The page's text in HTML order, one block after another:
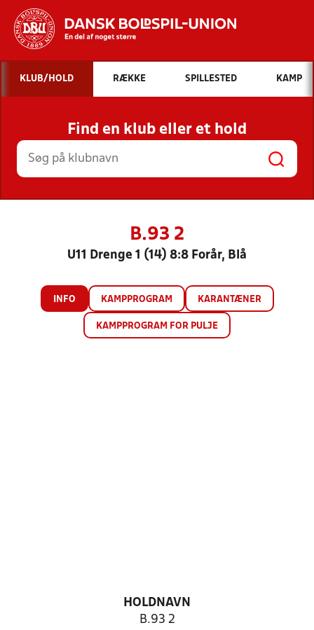
Hvad vil du søge efter?
INDHOLD OG NYHEDER
STILLINGER, RESULTATER, KLUBBER OG
HOLD
KLUB/HOLD RÆKKE SPILLESTED KAMP
Find en klub eller et hold
B.93 2
U11 Drenge 1 (14) 8:8 Forår, Blå
INFO KAMPPROGRAM KARANTÆNER
KAMPPROGRAM FOR PULJE
HOLDNAVN
B.93 2